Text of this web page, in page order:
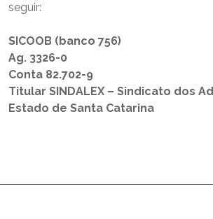
seguir:
SICOOB (banco 756)
Ag. 3326-0
Conta 82.702-9
Titular SINDALEX – Sindicato dos
Estado de Santa Catarina